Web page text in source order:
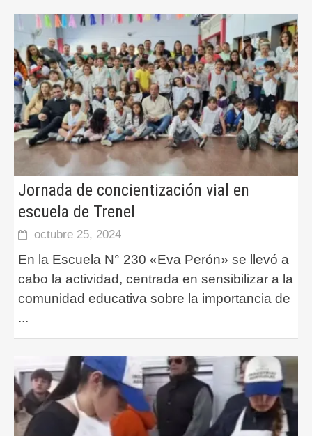
Jornada de concientización vial en
escuela de Trenel
octubre 25, 2024
En la Escuela N° 230 «Eva Perón» se llevó a
cabo la actividad, centrada en sensibilizar a la
comunidad educativa sobre la importancia de
...